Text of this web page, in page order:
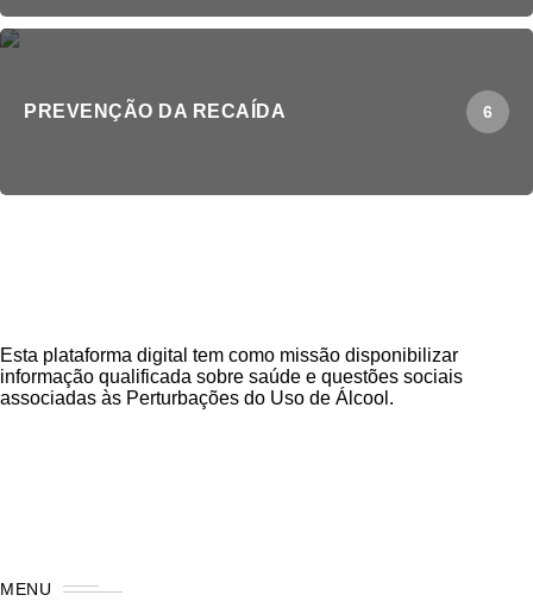
PREVENÇÃO DA RECAÍDA 6
Esta plataforma digital tem como missão disponibilizar
informação qualificada sobre saúde e questões sociais
associadas às Perturbações do Uso de Álcool.
MENU